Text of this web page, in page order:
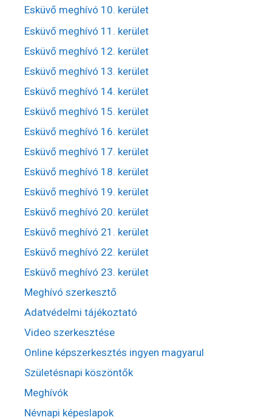
Esküvő meghívó 10. kerület
Esküvő meghívó 11. kerület
Esküvő meghívó 12. kerület
Esküvő meghívó 13. kerület
Esküvő meghívó 14. kerület
Esküvő meghívó 15. kerület
Esküvő meghívó 16. kerület
Esküvő meghívó 17. kerület
Esküvő meghívó 18. kerület
Esküvő meghívó 19. kerület
Esküvő meghívó 20. kerület
Esküvő meghívó 21. kerület
Esküvő meghívó 22. kerület
Esküvő meghívó 23. kerület
Meghívó szerkesztő
Adatvédelmi tájékoztató
Video szerkesztése
Online képszerkesztés ingyen magyarul
Születésnapi köszöntők
Meghívók
Névnapi képeslapok